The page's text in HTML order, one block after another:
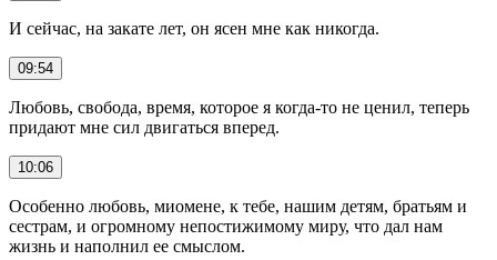
И сейчас, на закате лет, он ясен мне как никогда.
09:54
Любовь, свобода, время, которое я когда-то не ценил, теперь
придают мне сил двигаться вперед.
10:06
Особенно любовь, миомене, к тебе, нашим детям, братьям и
сестрам, и огромному непостижимому миру, что дал нам
жизнь и наполнил ее смыслом.